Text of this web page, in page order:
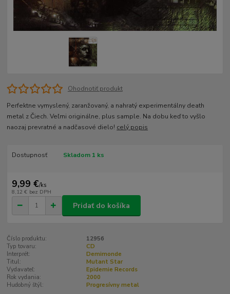
Ohodnotiť produkt
Perfektne vymyslený, zaranžovaný, a nahratý experimentálny death
metal z Čiech. Veľmi originálne, plus sample. Na dobu keď to vyšlo
naozaj prevratné a nadčasové dielo! celý popis
Dostupnosť Skladom 1 ks
9,99 €/ks
8,12 € bez DPH
Pridať do košíka
Číslo produktu:
12956
Typ tovaru:
CD
Interprét:
Demimonde
Titul:
Mutant Star
Vydavateľ:
Epidemie Records
Rok vydania:
2000
Hudobný štýl:
Progresívny metal